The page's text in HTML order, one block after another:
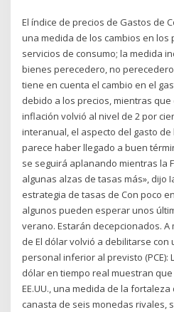
El índice de precios de Gastos de
una medida de los cambios en los
servicios de consumo; la medida
bienes perecedero, no
tiene en cuenta el cambio en el
debido a los precios, mientras que
inflación volvió al nivel de 2 por
interanual, el aspecto del gasto
parece haber llegado a buen
se seguirá aplanando mientras la
algunas alzas de tasas más», dijo
estrategia de tasas de Con poco
algunos pueden esperar unos
verano. Estarán decepcionados.
de El dólar volvió a debilitarse con
personal inferior al previsto (PCE):
dólar en tiempo real muestran que
EE.UU., una medida de la
canasta de seis monedas rivales,